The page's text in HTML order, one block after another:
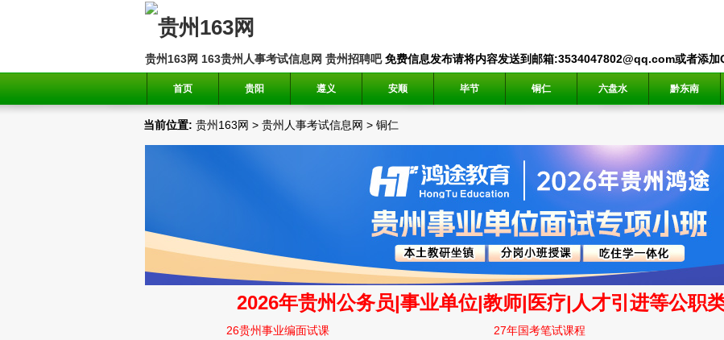
贵州163网 163贵州人事考试信息网 贵州招聘吧免费信息发布请将内容发送到邮箱:3534047802@qq.com或者添
首页 贵阳 遵义 安顺 毕节 铜仁 六盘水 黔东南
当前位置: 贵州163网 > 贵州人事考试信息网 > 铜仁